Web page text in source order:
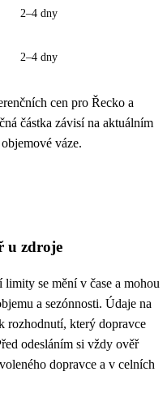
2–4 dny
2–4 dny
cen pro Řecko a
částka závisí na aktuálním
váze.
u zdroje
se mění v čase a mohou
a sezónnosti. Údaje na
rozhodnutí, který dopravce
odesláním si vždy ověř
dopravce a v celních